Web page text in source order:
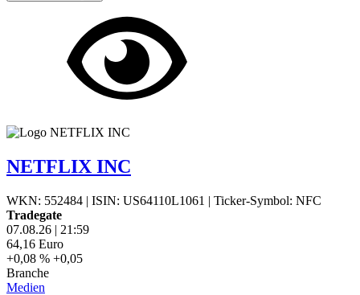
NETFLIX INC
WKN: 552484 | ISIN: US64110L1061 | Ticker-Symbol: NFC
Tradegate
07.08.26 | 21:59
64,16 Euro
+0,08 % +0,05
Branche
Medien